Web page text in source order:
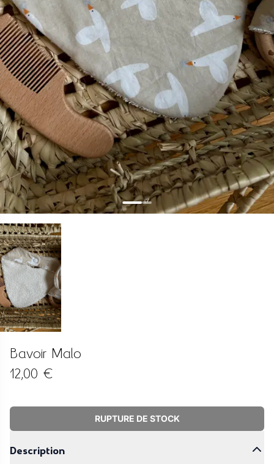
Bavoir Malo
12,00 €
RUPTURE DE STOCK
Description